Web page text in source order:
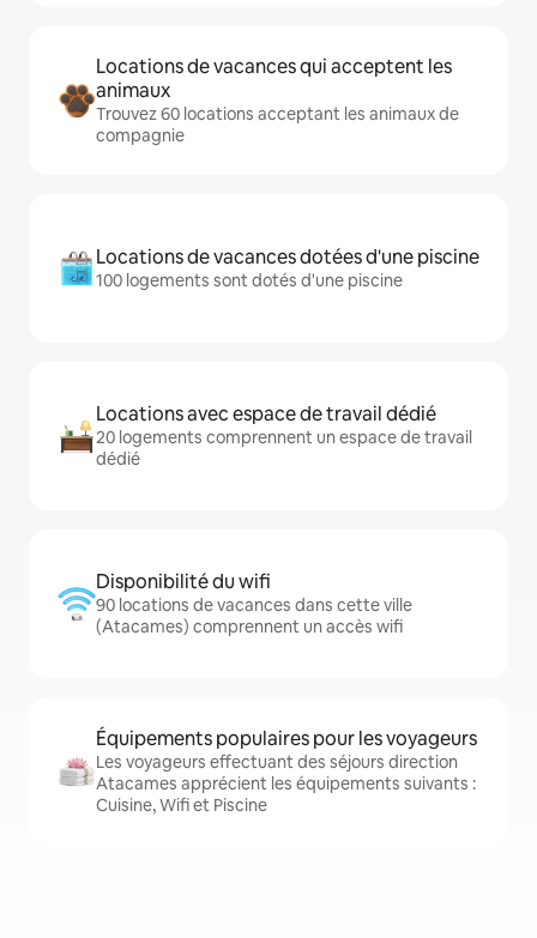
Locations de vacances qui acceptent les
animaux
Trouvez 60 locations acceptant les animaux de
compagnie
Locations de vacances dotées d'une piscine
100 logements sont dotés d'une piscine
Locations avec espace de travail dédié
20 logements comprennent un espace de travail
dédié
Disponibilité du wifi
90 locations de vacances dans cette ville
(Atacames) comprennent un accès wifi
Équipements populaires pour les voyageurs
Les voyageurs effectuant des séjours direction
Atacames apprécient les équipements suivants :
Cuisine, Wifi et Piscine